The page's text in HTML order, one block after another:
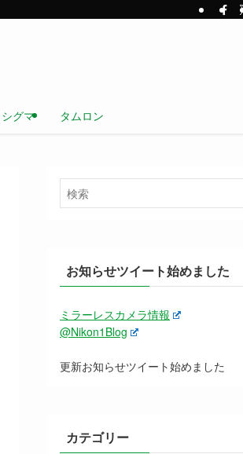
シグマ タムロン
お知らせツイート始めました
ミラーレスカメラ情報
@Nikon1Blog
更新お知らせツイート始めました
カテゴリー